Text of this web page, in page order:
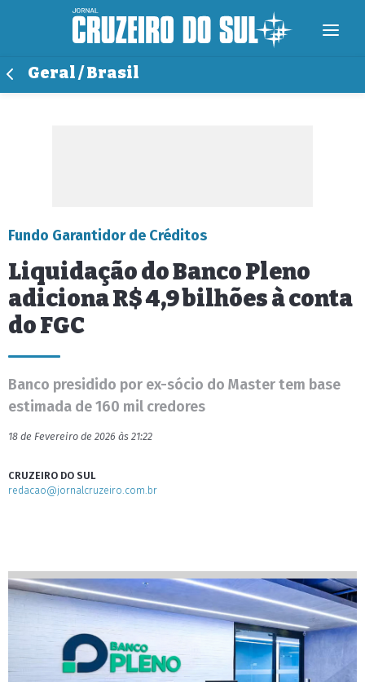
Geral / Brasil
Fundo Garantidor de Créditos
Liquidação do Banco Pleno
adiciona R$ 4,9 bilhões à conta
do FGC
Banco presidido por ex-sócio do Master tem base
estimada de 160 mil credores
18 de Fevereiro de 2026 às 21:22
CRUZEIRO DO SUL
redacao@jornalcruzeiro.com.br